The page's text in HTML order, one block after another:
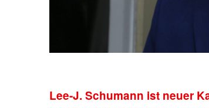
Lee-J. Schumann ist neuer